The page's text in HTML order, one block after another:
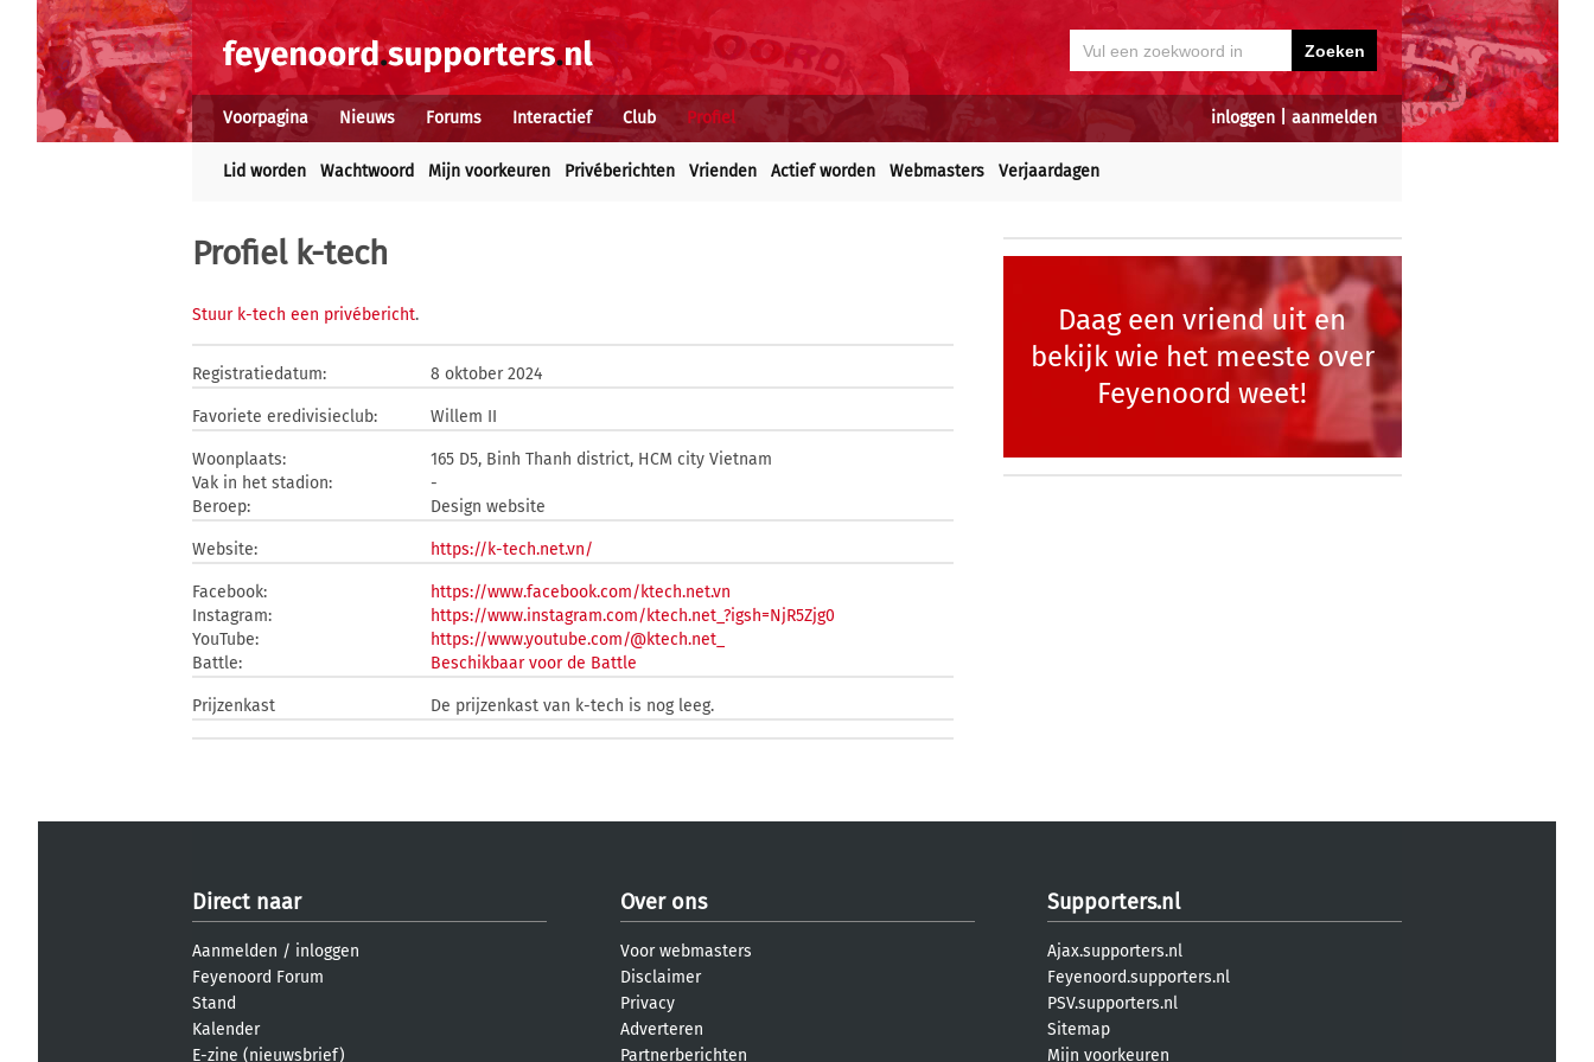
inloggen aanmelden
Voorpagina Nieuws Forums Interactief Club Profiel
Lid worden Wachtwoord Mijn voorkeuren Privéberichten Vrienden Actief worden Webmasters Verjaardagen
Profiel k-tech
Stuur k-tech een privébericht.
Registratiedatum: 8 oktober 2024
Favoriete eredivisieclub: Willem II
Woonplaats:
165 D5, Binh Thanh district, HCM city Vietnam
Vak in het stadion:
-
Beroep:
Design website
Website: https://k-tech.net.vn/
Facebook:
https://www.facebook.com/ktech.net.vn
Instagram:
https://www.instagram.com/ktech.net_?igsh=NjR5Zjg0
YouTube:
https://www.youtube.com/@ktech.net_
Battle:
Beschikbaar voor de Battle
Prijzenkast De prijzenkast van k-tech is nog leeg.
Daag een vriend uit en
bekijk wie het meeste over
Feyenoord weet!
Direct naar
Aanmelden / inloggen
Feyenoord Forum
Stand
Kalender
E-zine (nieuwsbrief)
Over ons
Voor webmasters
Disclaimer
Privacy
Adverteren
Partnerberichten
Supporters.nl
Ajax.supporters.nl
Feyenoord.supporters.nl
PSV.supporters.nl
Sitemap
Mijn voorkeuren